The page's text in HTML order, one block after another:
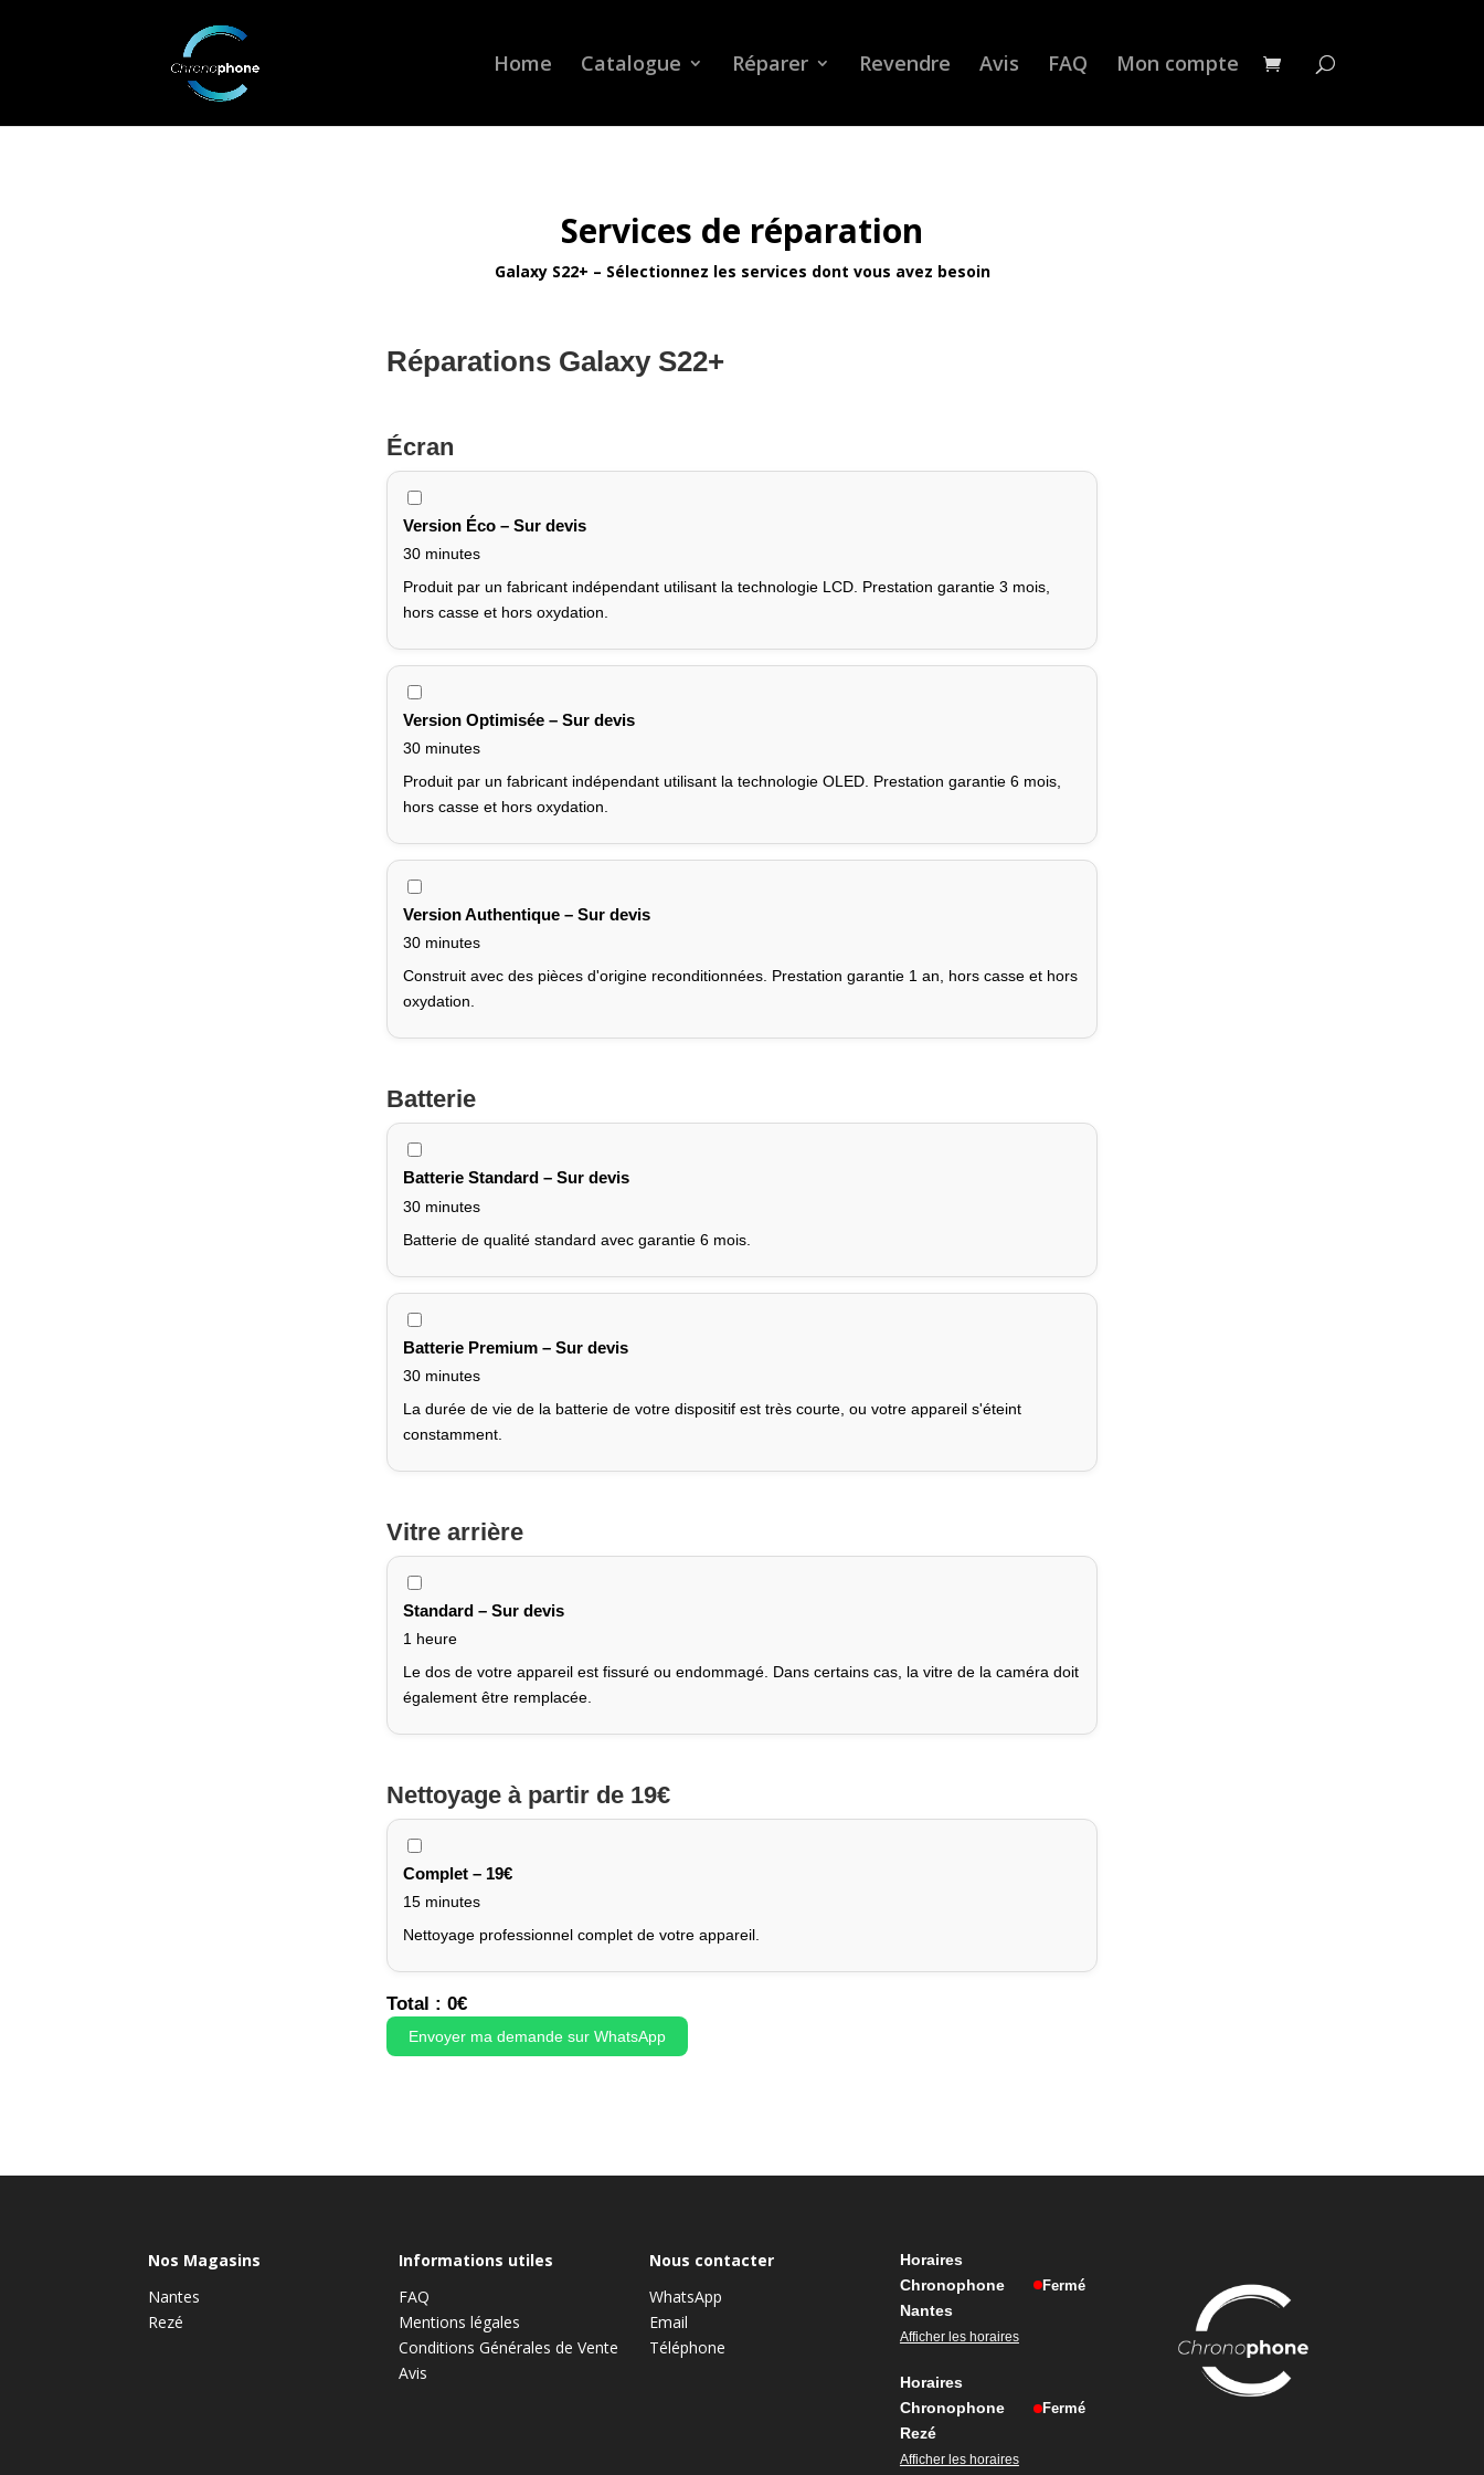
Home Catalogue Réparer Revendre Avis FAQ Mon compte
Services de réparation
Galaxy S22+ – Sélectionnez les services dont vous avez besoin
Réparations Galaxy S22+
Écran
Version Éco – Sur devis
30 minutes
Produit par un fabricant indépendant utilisant la technologie LCD. Prestation garantie 3 mois,
hors casse et hors oxydation.
Version Optimisée – Sur devis
30 minutes
Produit par un fabricant indépendant utilisant la technologie OLED. Prestation garantie 6 mois,
hors casse et hors oxydation.
Version Authentique – Sur devis
30 minutes
Construit avec des pièces d'origine reconditionnées. Prestation garantie 1 an, hors casse et hors
oxydation.
Batterie
Batterie Standard – Sur devis
30 minutes
Batterie de qualité standard avec garantie 6 mois.
Batterie Premium – Sur devis
30 minutes
La durée de vie de la batterie de votre dispositif est très courte, ou votre appareil s'éteint
constamment.
Vitre arrière
Standard – Sur devis
1 heure
Le dos de votre appareil est fissuré ou endommagé. Dans certains cas, la vitre de la caméra doit
également être remplacée.
Nettoyage à partir de 19€
Complet – 19€
15 minutes
Nettoyage professionnel complet de votre appareil.
Total : 0€
Envoyer ma demande sur WhatsApp
Nos Magasins
Nantes
Rezé
Informations utiles
FAQ
Mentions légales
Conditions Générales de Vente
Avis
Nous contacter
WhatsApp
Email
Téléphone
Horaires
Chronophone
Nantes
Fermé
Afficher les horaires
Horaires
Chronophone
Rezé
Fermé
Afficher les horaires